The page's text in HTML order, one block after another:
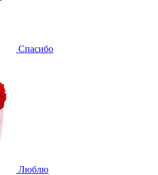
Спасибо
Люблю